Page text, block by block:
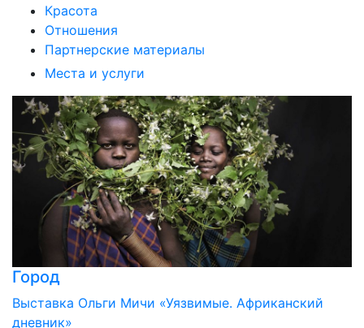
Красота
Отношения
Партнерские материалы
Места и услуги
Город
Выставка Ольги Мичи «Уязвимые. Африканский
дневник»